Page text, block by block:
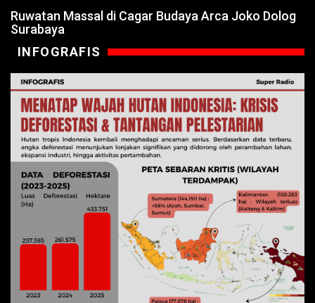
Ruwatan Massal di Cagar Budaya Arca Joko Dolog
Surabaya
INFOGRAFIS